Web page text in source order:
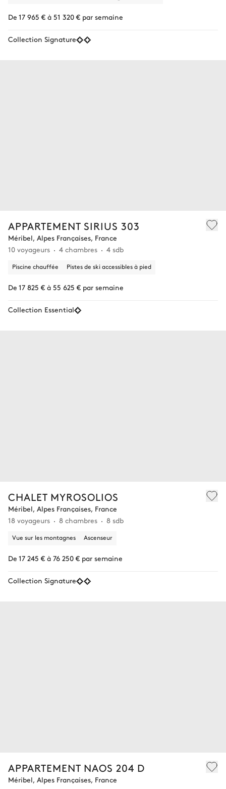
De 17 965 € à 51 320 € par semaine
Collection Signature
APPARTEMENT SIRIUS 303
Méribel, Alpes Françaises, France
10 voyageurs
4 chambres 4 sdb
Piscine chauffée Pistes de ski accessibles à pied
De 17 825 € à 55 625 € par semaine
Collection Essential
CHALET MYROSOLIOS
Méribel, Alpes Françaises, France
18 voyageurs
8 chambres 8 sdb
Vue sur les montagnes Ascenseur
De 17 245 € à 76 250 € par semaine
Collection Signature
APPARTEMENT NAOS 204 D
Méribel, Alpes Françaises, France